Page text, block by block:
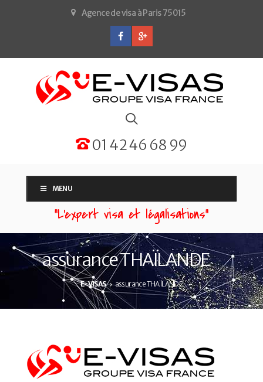
Agence de visa à Paris 75015
01 42 46 68 99
MENU
“L'expert visa et légalisations”
assurance THAÏLANDE
E-VISAS assurance THAÏLANDE